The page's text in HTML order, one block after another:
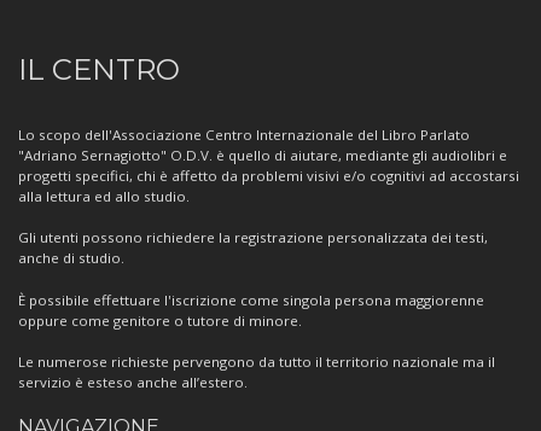
Informazioni
sul
Centro
IL CENTRO
Lo scopo dell'Associazione Centro Internazionale del Libro Parlato
"Adriano Sernagiotto" O.D.V. è quello di aiutare, mediante gli audiolibri e
progetti specifici, chi è affetto da problemi visivi e/o cognitivi ad accostarsi
alla lettura ed allo studio.
Gli utenti possono richiedere la registrazione personalizzata dei testi,
anche di studio.
È possibile effettuare l'iscrizione come singola persona maggiorenne
oppure come genitore o tutore di minore.
Le numerose richieste pervengono da tutto il territorio nazionale ma il
servizio è esteso anche all’estero.